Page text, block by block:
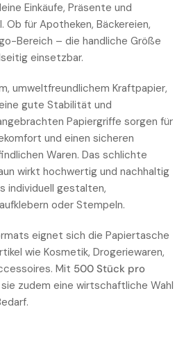
Einkäufe, Präsente und
Ob für Apotheken, Bäckereien,
Bereich – die handliche Größe
einsetzbar.
umweltfreundlichem Kraftpapier,
gute Stabilität und
Papiergriffe sorgen für
und einen sicheren
Waren. Das schlichte
wirkt hochwertig und nachhaltig
individuell gestalten,
oder Stempeln.
eignet sich die Papiertasche
wie Kosmetik, Drogeriewaren,
Mit 500 Stück pro
zudem eine wirtschaftliche Wahl